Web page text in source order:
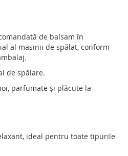
de balsam în
al mașinii de spălat, conform
de spălare.
parfumate și plăcute la
ideal pentru toate tipurile